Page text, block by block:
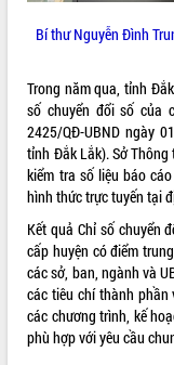
VIDEO
Không có file video nào để
ALBUM ẢNH
Bí thư Nguyễn Đình
Trong năm qua, tỉnh
số chuyển đổi số của
2425/QĐ-UBND ngày
tỉnh Đắk Lắk). Sở
kiểm tra số liệu báo
hình thức trực tuyến tại
Kết quả Chỉ số chuyển
cấp huyện có điểm
các sở, ban, ngành và
các tiêu chí thành phần
các chương trình, kế
phù hợp với yêu cầu